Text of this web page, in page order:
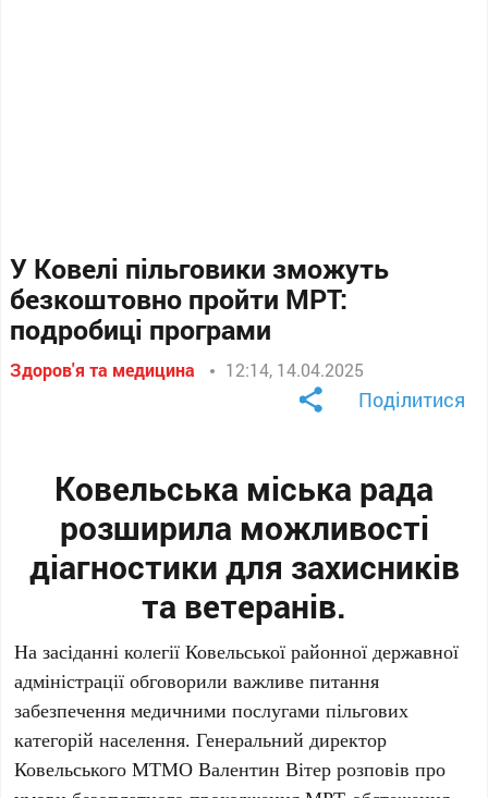
У Ковелі пільговики зможуть
безкоштовно пройти МРТ:
подробиці програми
Здоров'я та медицина 12:14, 14.04.2025
Поділитися
Ковельська міська рада
розширила можливості
діагностики для захисників
та ветеранів.
На засіданні колегії Ковельської районної державної
адміністрації обговорили важливе питання
забезпечення медичними послугами пільгових
категорій населення. Генеральний директор
Ковельського МТМО Валентин Вітер розповів про